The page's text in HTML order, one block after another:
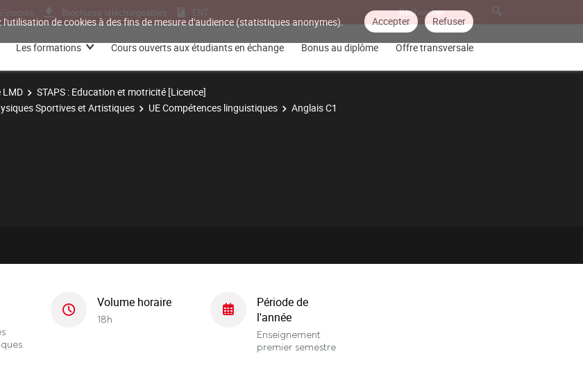
de cookies à des fins de mesure d'audience (statistiques anonymes). Accepter Refuser
Brochures téléchargeables ENT
Les formations Cours ouverts aux étudiants en échange Bonus au diplôme Offre transversale
LMD
STAPS : Education et motricité [Licence]
Sportives et Artistiques
UE Compétences linguistiques Anglais C1
Volume horaire
18h
Période de
l'année
Enseignement
premier semestre